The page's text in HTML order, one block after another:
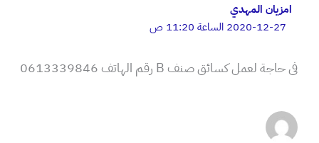
امزيان المهدي
2020-12-27 الساعة 11:20 ص
فى حاجة لعمل كسائق صنف B رقم الهاتف 0613339846